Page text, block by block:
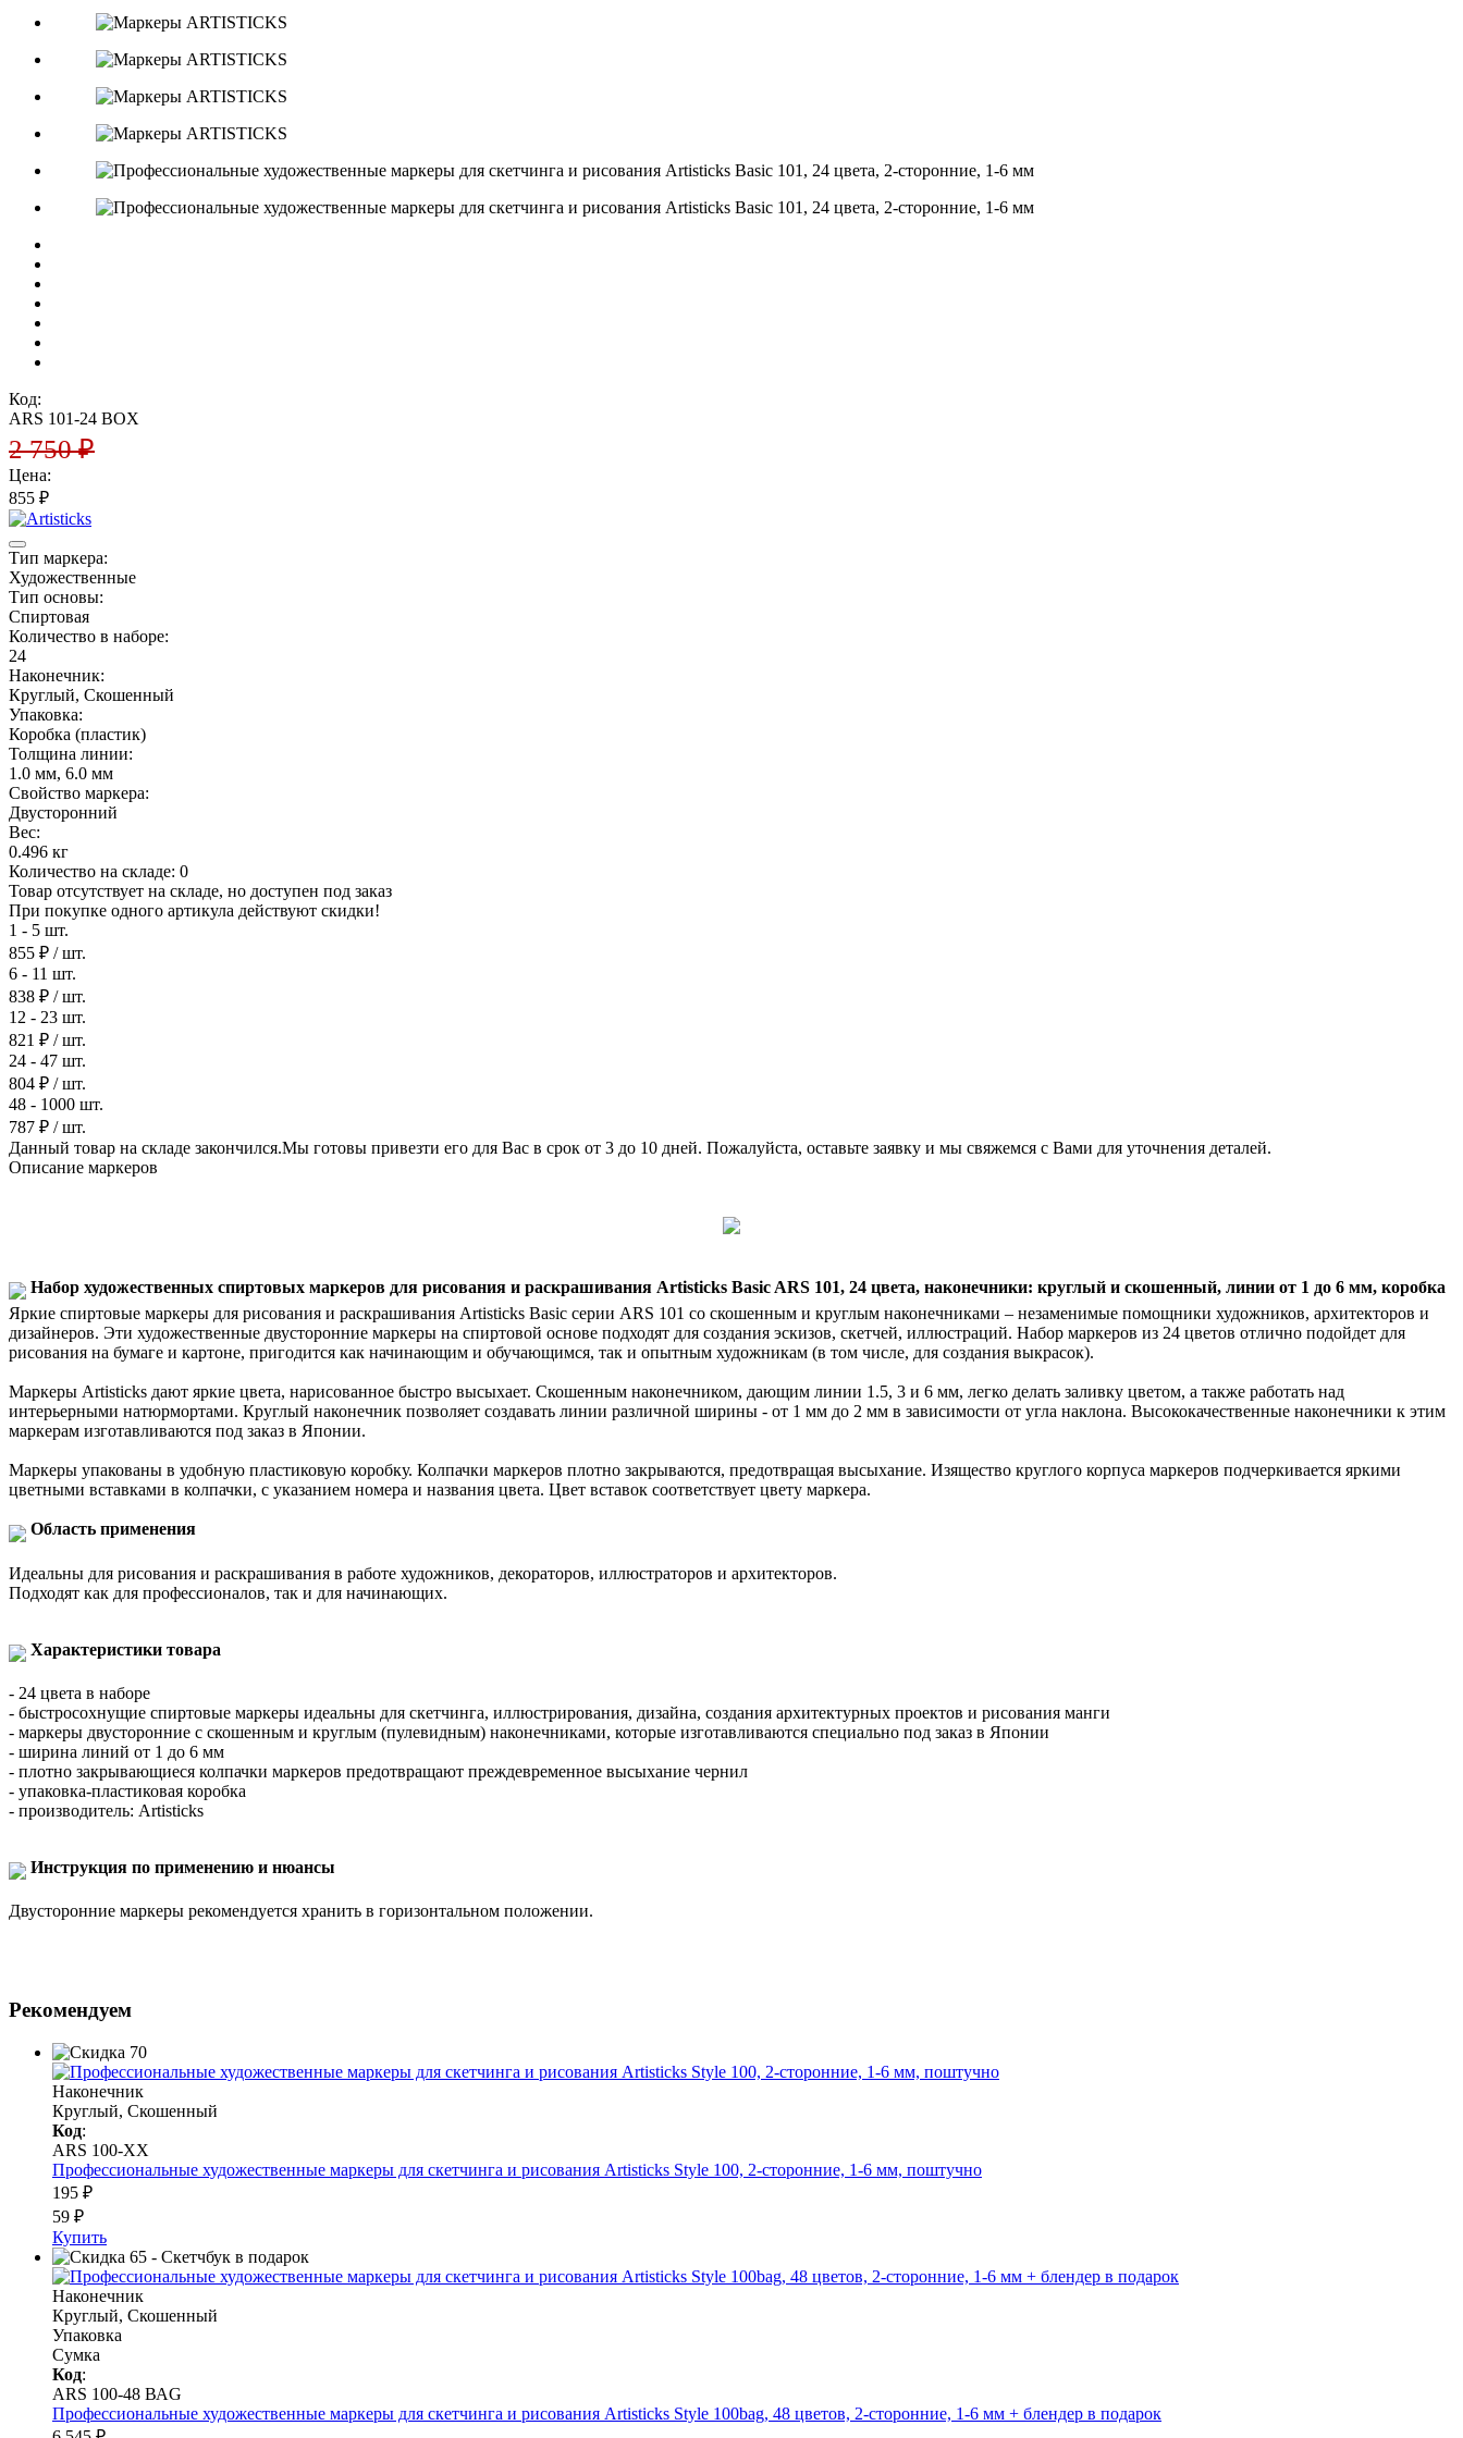
Код:
ARS 101-24 BOX
2 750₽
Цена:
855 ₽
Тип маркера:
Художественные
Тип основы:
Спиртовая
Количество в наборе:
24
Наконечник:
Круглый, Скошенный
Упаковка:
Коробка (пластик)
Толщина линии:
1.0 мм, 6.0 мм
Свойство маркера:
Двусторонний
Вес:
0.496 кг
Количество на складе: 0
Товар отсутствует на складе, но доступен под заказ
При покупке одного артикула действуют скидки!
1 - 5 шт.
855 ₽ / шт.
6 - 11 шт.
838 ₽ / шт.
12 - 23 шт.
821 ₽ / шт.
24 - 47 шт.
804 ₽ / шт.
48 - 1000 шт.
787 ₽ / шт.
Данный товар на складе закончился.Мы готовы привезти его для Вас в срок от 3 до 10 дней. Пожалуйста, оставьте заявку и мы свяжемся с Вами для уточнения деталей.
Описание маркеров
Набор художественных спиртовых маркеров для рисования и раскрашивания Artisticks Basic ARS 101, 24 цвета, наконечники: круглый и скошенный, линии от 1 до 6 мм, коробка
Яркие спиртовые маркеры для рисования и раскрашивания Artisticks Basic серии ARS 101 со скошенным и круглым наконечниками – незаменимые помощники художников, архитекторов и
дизайнеров. Эти художественные двусторонние маркеры на спиртовой основе подходят для создания эскизов, скетчей, иллюстраций. Набор маркеров из 24 цветов отлично подойдет для
рисования на бумаге и картоне, пригодится как начинающим и обучающимся, так и опытным художникам (в том числе, для создания выкрасок).
Маркеры Artisticks дают яркие цвета, нарисованное быстро высыхает. Скошенным наконечником, дающим линии 1.5, 3 и 6 мм, легко делать заливку цветом, а также работать над
интерьерными натюрмортами. Круглый наконечник позволяет создавать линии различной ширины - от 1 мм до 2 мм в зависимости от угла наклона. Высококачественные наконечники к этим
маркерам изготавливаются под заказ в Японии.
Маркеры упакованы в удобную пластиковую коробку. Колпачки маркеров плотно закрываются, предотвращая высыхание. Изящество круглого корпуса маркеров подчеркивается яркими
цветными вставками в колпачки, с указанием номера и названия цвета. Цвет вставок соответствует цвету маркера.
Область применения
Идеальны для рисования и раскрашивания в работе художников, декораторов, иллюстраторов и архитекторов.
Подходят как для профессионалов, так и для начинающих.
Характеристики товара
- 24 цвета в наборе
- быстросохнущие спиртовые маркеры идеальны для скетчинга, иллюстрирования, дизайна, создания архитектурных проектов и рисования манги
- маркеры двусторонние с скошенным и круглым (пулевидным) наконечниками, которые изготавливаются специально под заказ в Японии
- ширина линий от 1 до 6 мм
- плотно закрывающиеся колпачки маркеров предотвращают преждевременное высыхание чернил
- упаковка-пластиковая коробка
- производитель: Artisticks
Инструкция по применению и нюансы
Двусторонние маркеры рекомендуется хранить в горизонтальном положении.
Рекомендуем
Наконечник
Круглый, Скошенный
Код:
ARS 100-XX
Профессиональные художественные маркеры для скетчинга и рисования Artisticks Style 100, 2-сторонние, 1-6 мм, поштучно
195 ₽
59 ₽
Купить
Наконечник
Круглый, Скошенный
Упаковка
Сумка
Код:
ARS 100-48 ВАG
Профессиональные художественные маркеры для скетчинга и рисования Artisticks Style 100bag, 48 цветов, 2-сторонние, 1-6 мм + блендер в подарок